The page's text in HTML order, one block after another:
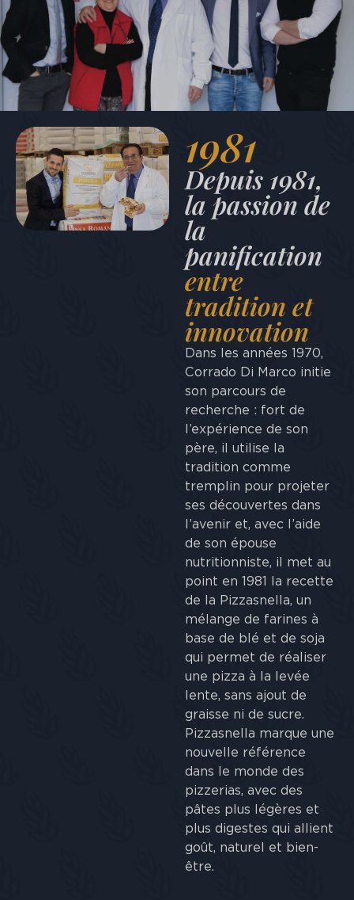
1981
Depuis 1981,
la passion de
la
panification
entre
tradition et
innovation
Dans les années 1970,
Corrado Di Marco initie
son parcours de
recherche : fort de
l’expérience de son
père, il utilise la
tradition comme
tremplin pour projeter
ses découvertes dans
l’avenir et, avec l’aide
de son épouse
nutritionniste, il met au
point en 1981 la recette
de la Pizzasnella, un
mélange de farines à
base de blé et de soja
qui permet de réaliser
une pizza à la levée
lente, sans ajout de
graisse ni de sucre.
Pizzasnella marque une
nouvelle référence
dans le monde des
pizzerias, avec des
pâtes plus légères et
plus digestes qui allient
goût, naturel et bien-
être.